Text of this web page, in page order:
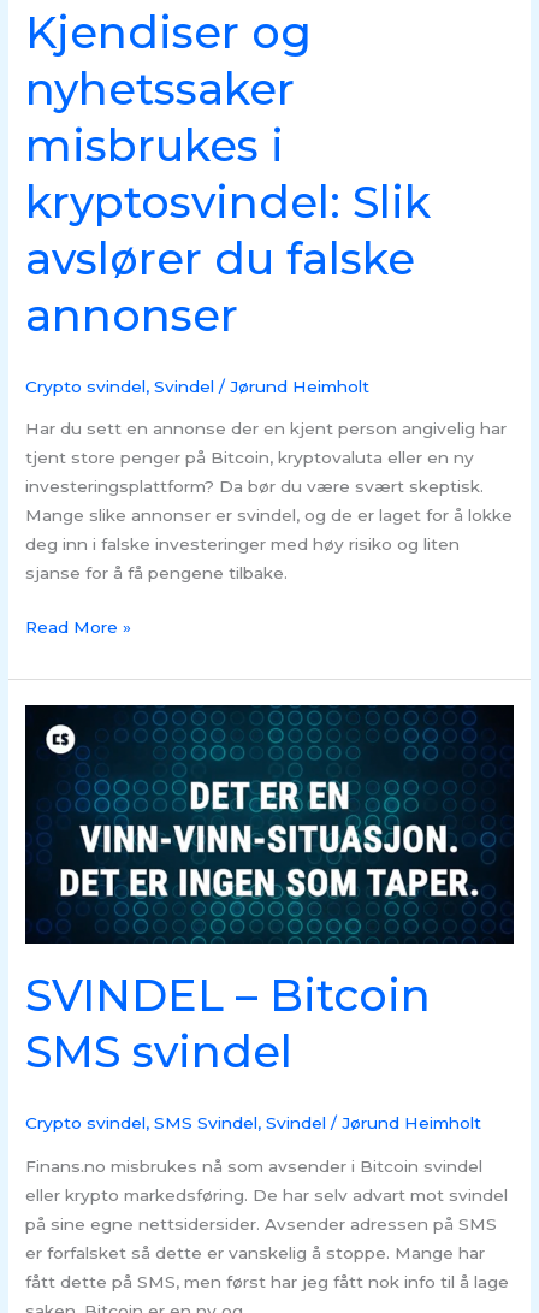
Kjendiser og
nyhetssaker
misbrukes i
kryptosvindel: Slik
avslører du falske
annonser
Crypto svindel,Svindel /Jørund Heimholt
Har du sett en annonse der en kjent person angivelig har
tjent store penger på Bitcoin, kryptovaluta eller en ny
investeringsplattform? Da bør du være svært skeptisk.
Mange slike annonser er svindel, og de er laget for å lokke
deg inn i falske investeringer med høy risiko og liten
sjanse for å få pengene tilbake.
annonser
Read More »
SVINDEL – Bitcoin
SMS svindel
Crypto svindel,SMS Svindel,Svindel /Jørund Heimholt
Finans.no misbrukes nå som avsender i Bitcoin svindel
eller krypto markedsføring. De har selv advart mot svindel
på sine egne nettsidersider. Avsender adressen på SMS
er forfalsket så dette er vanskelig å stoppe. Mange har
fått dette på SMS, men først har jeg fått nok info til å lage
Bitcoin
SMS
svindel